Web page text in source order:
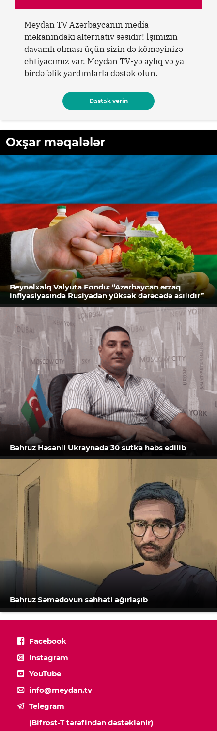
Meydan TV Azərbaycanın media
məkanındakı alternativ səsidir! İşimizin
davamlı olması üçün sizin də köməyinizə
ehtiyacımız var. Meydan TV-yə aylıq və ya
birdəfəlik yardımlarla dəstək olun.
Dəstək verin
Oxşar məqalələr
Beynəlxalq Valyuta Fondu: “Azərbaycan ərzaq
inflyasiyasında Rusiyadan yüksək dərəcədə asılıdır”
Bəhruz Həsənli Ukraynada 30 sutka həbs edilib
Bəhruz Səmədovun səhhəti ağırlaşıb
Facebook
Instagram
YouTube
info@meydan.tv
Telegram
(Bifrost-T tərəfindən dəstəklənir)